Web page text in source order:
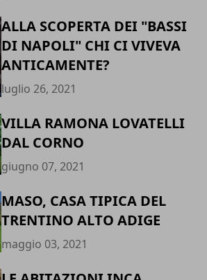
ALLA SCOPERTA DEI "BASSI
DI NAPOLI" CHI CI VIVEVA
ANTICAMENTE?
luglio 26, 2021
VILLA RAMONA LOVATELLI
DAL CORNO
giugno 07, 2021
MASO, CASA TIPICA DEL
TRENTINO ALTO ADIGE
maggio 03, 2021